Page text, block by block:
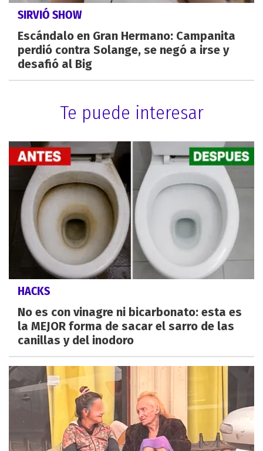
SIRVIÓ SHOW
Escándalo en Gran Hermano: Campanita
perdió contra Solange, se negó a irse y
desafió al Big
Te puede interesar
HACKS
No es con vinagre ni bicarbonato: esta es
la MEJOR forma de sacar el sarro de las
canillas y del inodoro